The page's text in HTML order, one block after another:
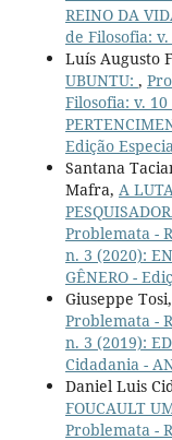
REINO DA
de Filosofia:
Luís Augusto
UBUNTU: ,
Filosofia: v. 10
Edição
Santana
Mafra, A
Problemata -
n. 3 (2020):
GÊNERO -
Giuseppe Tosi,
Problemata -
n. 3 (2019):
Cidadania -
Daniel Luis
FOUCAULT
Problemata -